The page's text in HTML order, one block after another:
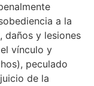
a la
y lesiones
vínculo y
peculado
de la